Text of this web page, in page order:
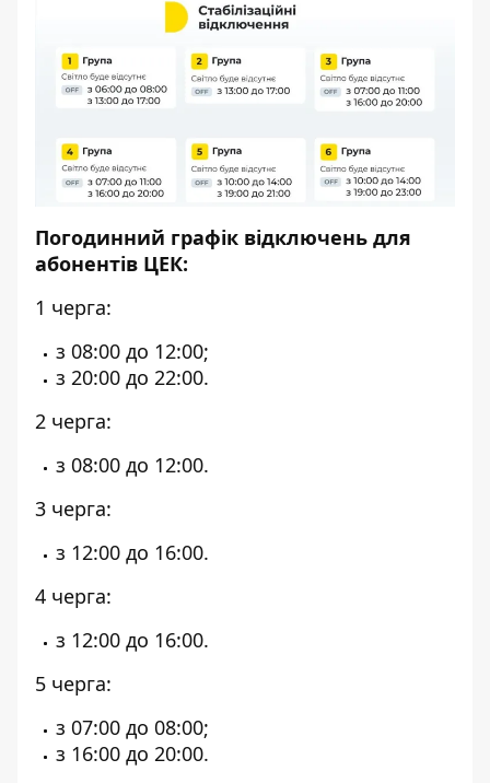
Погодинний графік відключень для
абонентів ЦЕК:
1 черга:
з 08:00 до 12:00;
з 20:00 до 22:00.
2 черга:
з 08:00 до 12:00.
3 черга:
з 12:00 до 16:00.
4 черга:
з 12:00 до 16:00.
5 черга:
з 07:00 до 08:00;
з 16:00 до 20:00.